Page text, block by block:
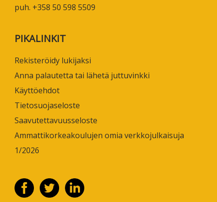
puh. +358 50 598 5509
PIKALINKIT
Rekisteröidy lukijaksi
Anna palautetta tai lähetä juttuvinkki
Käyttöehdot
Tietosuojaseloste
Saavutettavuusseloste
Ammattikorkeakoulujen omia verkkojulkaisuja
1/2026